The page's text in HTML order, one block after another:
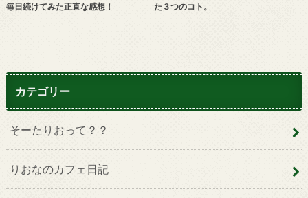
毎日続けてみた正直な感想！
た３つのコト。
カテゴリー
そーたりおって？？
りおなのカフェ日記